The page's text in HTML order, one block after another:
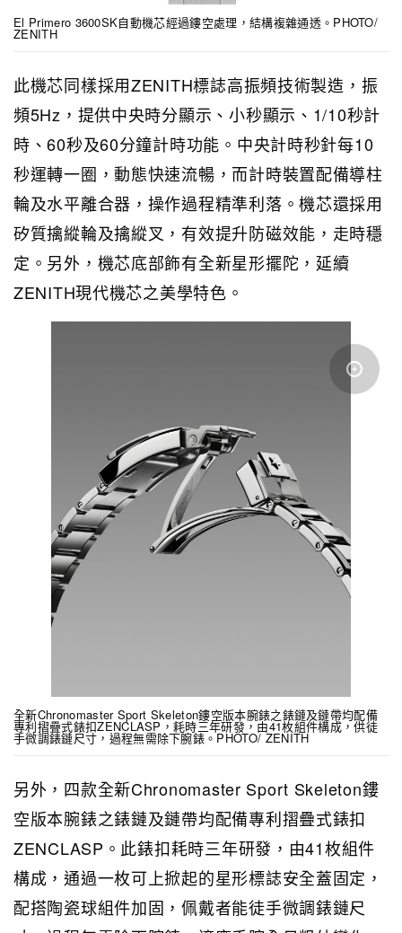
El Primero 3600SK自動機芯經過鏤空處理，結構複雜通透。PHOTO/
ZENITH
此機芯同樣採用ZENITH標誌高振頻技術製造，振
頻5Hz，提供中央時分顯示、小秒顯示、1/10秒計
時、60秒及60分鐘計時功能。中央計時秒針每10
秒運轉一圈，動態快速流暢，而計時裝置配備導柱
輪及水平離合器，操作過程精準利落。機芯還採用
矽質擒縱輪及擒縱叉，有效提升防磁效能，走時穩
定。另外，機芯底部飾有全新星形擺陀，延續
ZENITH現代機芯之美學特色。
全新Chronomaster Sport Skeleton鏤空版本腕錶之錶鏈及鏈帶均配備
專利摺疊式錶扣ZENCLASP，耗時三年研發，由41枚組件構成，供徒
手微調錶鏈尺寸，過程無需除下腕錶。PHOTO/ ZENITH
另外，四款全新Chronomaster Sport Skeleton鏤
空版本腕錶之錶鏈及鏈帶均配備專利摺疊式錶扣
ZENCLASP。此錶扣耗時三年研發，由41枚組件
構成，通過一枚可上掀起的星形標誌安全蓋固定，
配搭陶瓷球組件加固，佩戴者能徒手微調錶鏈尺